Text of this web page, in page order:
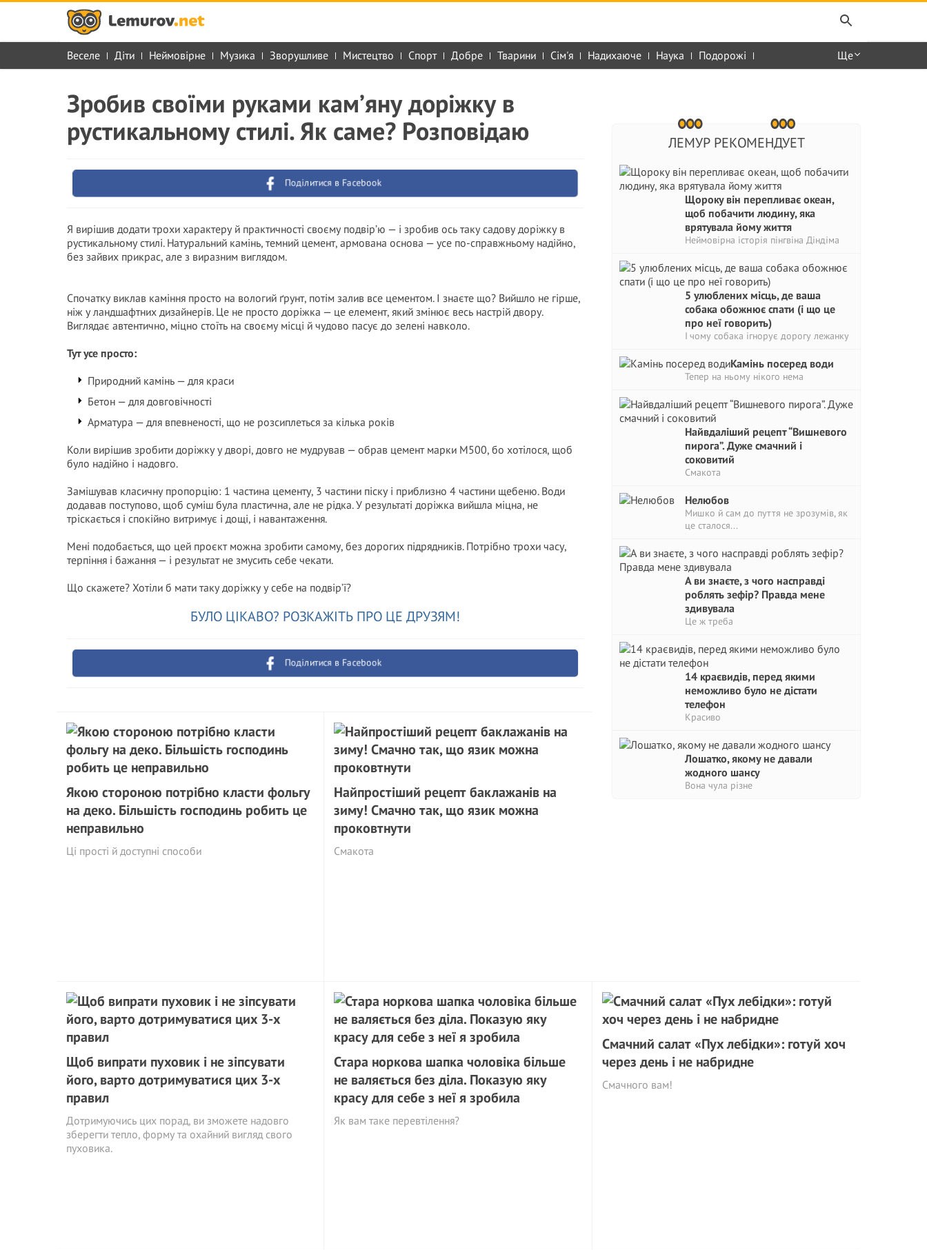
Веселе Діти Неймовірне Музика Зворушливе Мистецтво Спорт Добре Тварини Сім'я Надихаюче Наука Подорожі Ще
ЛЕМУР РЕКОМЕНДУЕТ
Щороку він перепливає океан,
щоб побачити людину, яка
врятувала йому життя
Неймовірна історія пінгвіна Діндіма
5 улюблених місць, де ваша
собака обожнює спати (і що це
про неї говорить)
І чому собака ігнорує дорогу лежанку
Камінь посеред води
Тепер на ньому нікого нема
Найвдаліший рецепт “Вишневого
пирога”. Дуже смачний і
соковитий
Смакота
Нелюбов
Мишко й сам до пуття не зрозумів, як
це сталося...
А ви знаєте, з чого насправді
роблять зефір? Правда мене
здивувала
Це ж треба
14 краєвидів, перед якими
неможливо було не дістати
телефон
Красиво
Лошатко, якому не давали
жодного шансу
Вона чула різне
Зробив своїми руками кам’яну доріжку в
рустикальному стилі. Як саме? Розповідаю
Поділитися в Facebook
Я вирішив додати трохи характеру й практичності своєму подвір’ю — і зробив ось таку садову доріжку в
рустикальному стилі. Натуральний камінь, темний цемент, армована основа — усе по-справжньому надійно,
без зайвих прикрас, але з виразним виглядом.
Спочатку виклав каміння просто на вологий ґрунт, потім залив все цементом. І знаєте що? Вийшло не гірше,
ніж у ландшафтних дизайнерів. Це не просто доріжка — це елемент, який змінює весь настрій двору.
Виглядає автентично, міцно стоїть на своєму місці й чудово пасує до зелені навколо.
Тут усе просто:
Природний камінь — для краси
Бетон — для довговічності
Арматура — для впевненості, що не розсиплеться за кілька років
Коли вирішив зробити доріжку у дворі, довго не мудрував — обрав цемент марки М500, бо хотілося, щоб
було надійно і надовго.
Замішував класичну пропорцію: 1 частина цементу, 3 частини піску і приблизно 4 частини щебеню. Води
додавав поступово, щоб суміш була пластична, але не рідка. У результаті доріжка вийшла міцна, не
тріскається і спокійно витримує і дощі, і навантаження.
Мені подобається, що цей проєкт можна зробити самому, без дорогих підрядників. Потрібно трохи часу,
терпіння і бажання — і результат не змусить себе чекати.
Що скажете? Хотіли б мати таку доріжку у себе на подвір’ї?
БУЛО ЦІКАВО? РОЗКАЖІТЬ ПРО ЦЕ ДРУЗЯМ!
Поділитися в Facebook
Якою стороною потрібно класти фольгу
на деко. Більшість господинь робить це
неправильно
Ці прості й доступні способи
Найпростіший рецепт баклажанів на
зиму! Смачно так, що язик можна
проковтнути
Смакота
Щоб випрати пуховик і не зіпсувати
його, варто дотримуватися цих 3-х
правил
Дотримуючись цих порад, ви зможете надовго
зберегти тепло, форму та охайний вигляд свого
пуховика.
Стара норкова шапка чоловіка більше
не валяється без діла. Показую яку
красу для себе з неї я зробила
Як вам таке перевтілення?
Смачний салат «Пух лебідки»: готуй хоч
через день і не набридне
Смачного вам!